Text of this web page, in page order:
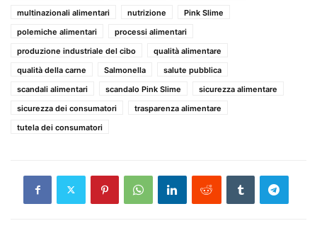
multinazionali alimentari
nutrizione
Pink Slime
polemiche alimentari
processi alimentari
produzione industriale del cibo
qualità alimentare
qualità della carne
Salmonella
salute pubblica
scandali alimentari
scandalo Pink Slime
sicurezza alimentare
sicurezza dei consumatori
trasparenza alimentare
tutela dei consumatori